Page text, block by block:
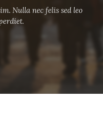
Nulla nec felis sed leo